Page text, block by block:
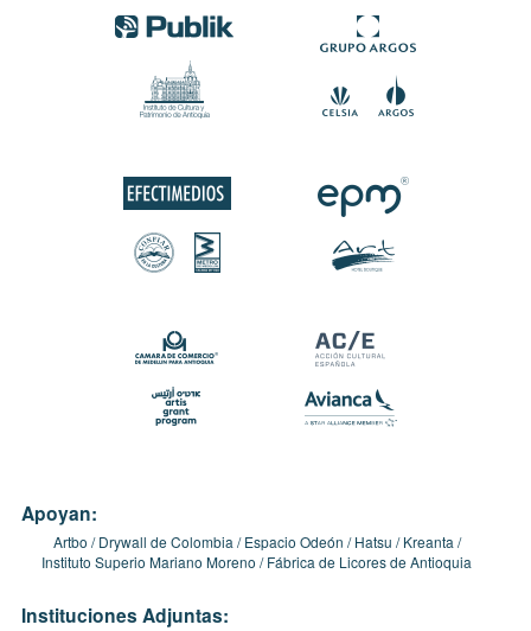
Apoyan:
Artbo Drywall de Colombia Espacio Odeón Hatsu
Kreanta
Instituto Superio Mariano Moreno
Fábrica de Licores de Antioquia
Instituciones Adjuntas: